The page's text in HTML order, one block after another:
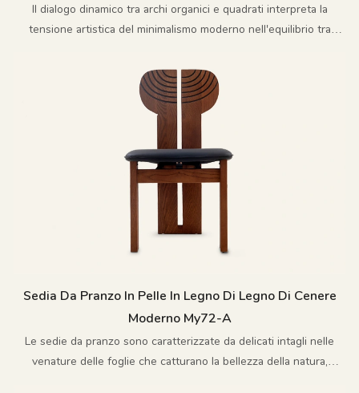
Il dialogo dinamico tra archi organici e quadrati interpreta la
tensione artistica del minimalismo moderno nell'equilibrio tra
Sedia Da Pranzo In Pelle In Legno Di Legno Di Cenere
Moderno My72-A
Le sedie da pranzo sono caratterizzate da delicati intagli nelle
venature delle foglie che catturano la bellezza della natura,